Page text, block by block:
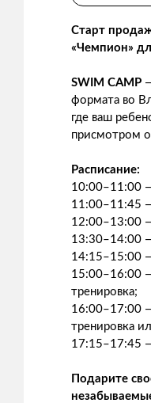
Старт
«Чемпион»
SWIM CAMP
формата во
где ваш
присмотром
Расписание:
10:00–11:00 —
11:00–11:45
12:00–13:00
13:30–14:00
14:15–15:00
15:00–16:00
тренировка;
16:00–17:00
тренировка
17:15–17:45
Подарите